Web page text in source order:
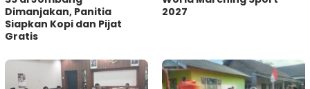
Dimanjakan, Panitia
Siapkan Kopi dan Pijat
Gratis
2027